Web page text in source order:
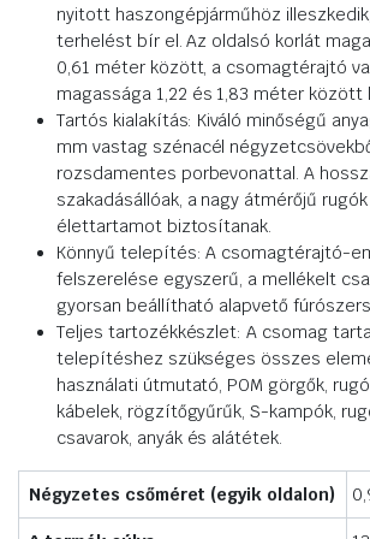
nyitott haszongépjárműhöz
terhelést bír el. Az oldalsó korlát
0,61 méter között, a csomagtérajtó
magassága 1,22 és 1,83 méter között
Tartós kialakítás: Kiváló minőségű
mm vastag szénacél
rozsdamentes porbevonattal. A
szakadásállóak, a nagy átmérőjű
élettartamot biztosítanak.
Könnyű telepítés: A csomagtérajtó-
felszerelése egyszerű, a mellékelt
gyorsan beállítható alapvető
Teljes tartozékkészlet: A csomag
telepítéshez szükséges összes
használati útmutató, POM görgők,
kábelek, rögzítőgyűrűk, S-kampók,
csavarok, anyák és alátétek.
Négyzetes csőméret (egyik oldalon)